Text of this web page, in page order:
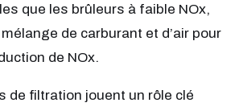
que les brûleurs à faible NOx,
de carburant et d’air pour
de NOx.
de filtration jouent un rôle clé